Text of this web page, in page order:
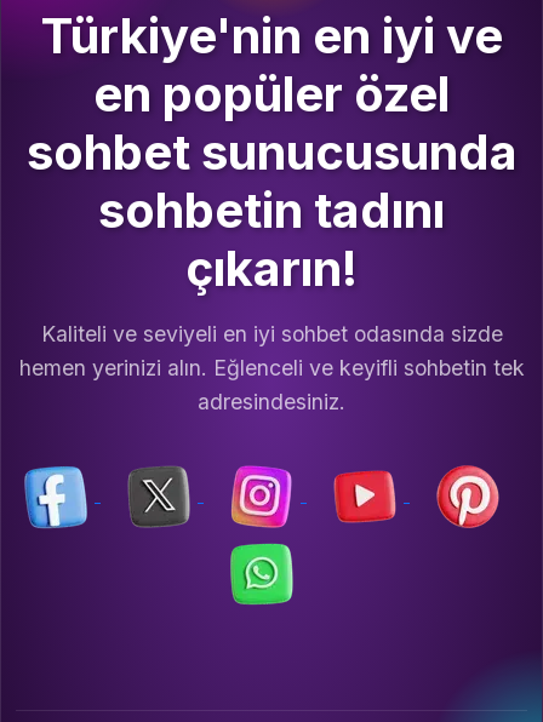
Türkiye'nin en iyi ve
en popüler özel
sohbet sunucusunda
sohbetin tadını
çıkarın!
Kaliteli ve seviyeli en iyi sohbet odasında sizde
hemen yerinizi alın. Eğlenceli ve keyifli sohbetin tek
adresindesiniz.